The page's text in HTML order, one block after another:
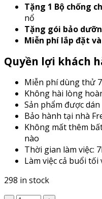
Tặng 1 Bộ chống
nổ
Tặng gói bảo
Miễn phí lắp đặt
Quyền lợi khách
Miễn phí dùng thử
Không hài lòng
Sản phẩm được
Bảo hành tại nhà
Không mất thêm
nào
Thời gian làm việc:
Làm việc cả buổi tối
298 in stock